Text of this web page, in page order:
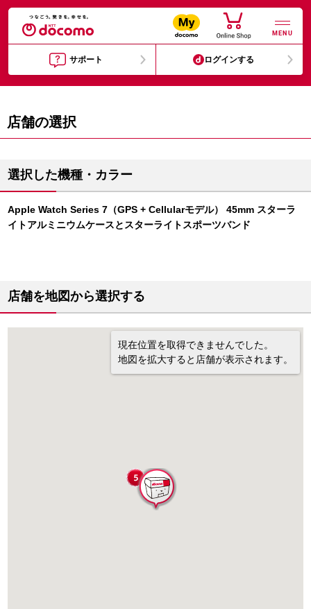
MENU
サポート ログインする
店舗の選択
選択した機種・カラー
Apple Watch Series 7（GPS + Cellularモデル） 45mm スターラ
イトアルミニウムケースとスターライトスポーツバンド
店舗を地図から選択する
現在位置を取得できませんでした。
地図を拡大すると店舗が表示されます。